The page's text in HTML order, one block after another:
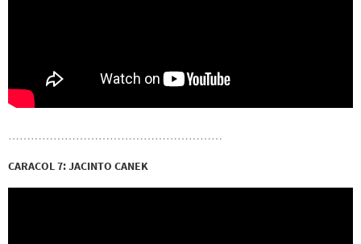
…………………………………………………
CARACOL 7: JACINTO CANEK